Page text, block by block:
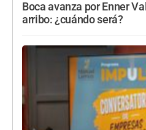
Boca avanza por Enner
arribo: ¿cuándo será?